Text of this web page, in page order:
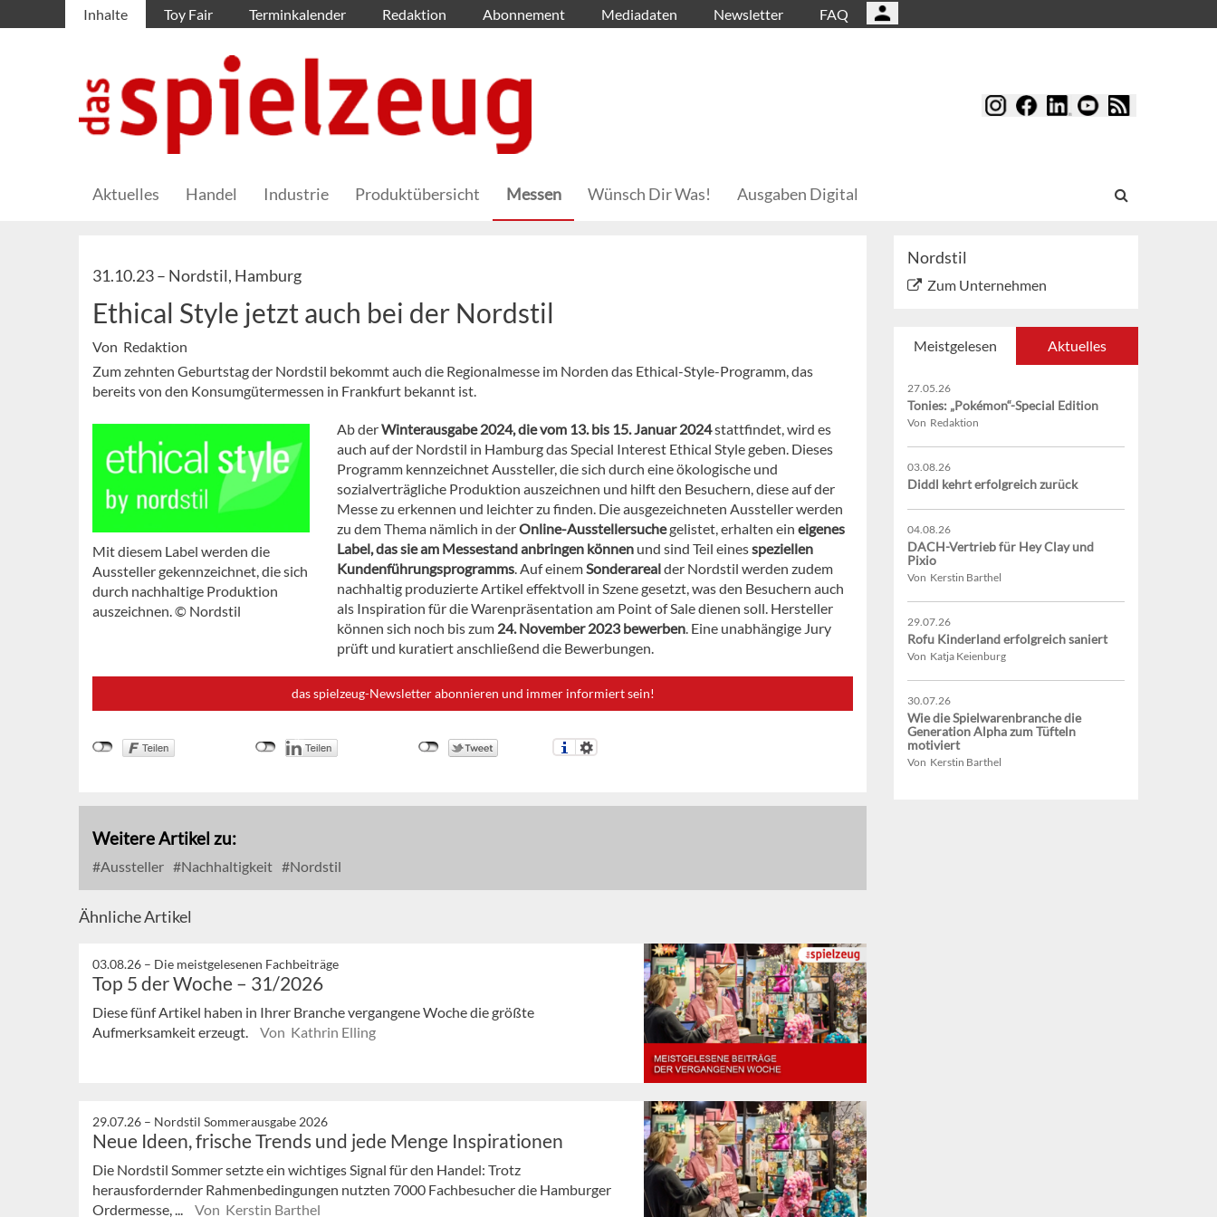
Inhalte Toy Fair Terminkalender Redaktion Abonnement Mediadaten Newsletter FAQ
Aktuelles Handel Industrie Produktübersicht Messen Wünsch Dir Was! Ausgaben Digital
31.10.23 – Nordstil, Hamburg
Ethical Style jetzt auch bei der Nordstil
Von Redaktion
Zum zehnten Geburtstag der Nordstil bekommt auch die Regionalmesse im Norden das Ethical-Style-Programm, das
bereits von den Konsumgütermessen in Frankfurt bekannt ist.
Mit diesem Label werden die
Aussteller gekennzeichnet, die sich
durch nachhaltige Produktion
auszeichnen. © Nordstil
Ab derWinterausgabe 2024, die vom 13. bis 15. Januar 2024stattfindet, wird es
auch auf der Nordstil in Hamburg das Special Interest Ethical Style geben. Dieses
Programm kennzeichnet Aussteller, die sich durch eine ökologische und
sozialverträgliche Produktion auszeichnen und hilft den Besuchern, diese auf der
Messe zu erkennen und leichter zu finden. Die ausgezeichneten Aussteller werden
zu dem Thema nämlich in derOnline-Ausstellersuchegelistet, erhalten ein eigenes
Label, das sie am Messestand anbringen können und sind Teil einesspeziellen
Kundenführungsprogramms. Auf einemSonderarealder Nordstil werden zudem
nachhaltig produzierte Artikel effektvoll in Szene gesetzt, was den Besuchern auch
als Inspiration für die Warenpräsentation am Point of Sale dienen soll. Hersteller
können sich noch bis zum 24. November 2023 bewerben. Eine unabhängige Jury
prüft und kuratiert anschließend die Bewerbungen.
das spielzeug-Newsletter abonnieren und immer informiert sein!
Weitere Artikel zu:
Aussteller Nachhaltigkeit Nordstil
Ähnliche Artikel
03.08.26 – Die meistgelesenen Fachbeiträge
Top 5 der Woche – 31/2026
Diese fünf Artikel haben in Ihrer Branche vergangene Woche die größte
Aufmerksamkeit erzeugt.
Von Kathrin Elling
29.07.26 – Nordstil Sommerausgabe 2026
Neue Ideen, frische Trends und jede Menge Inspirationen
Die Nordstil Sommer setzte ein wichtiges Signal für den Handel: Trotz
herausfordernder Rahmenbedingungen nutzten 7000 Fachbesucher die Hamburger
Ordermesse, ...
Von Kerstin Barthel
Nordstil
Zum Unternehmen
Meistgelesen Aktuelles
27.05.26
Tonies: „Pokémon“-Special Edition
Von Redaktion
03.08.26
Diddl kehrt erfolgreich zurück
04.08.26
DACH-Vertrieb für Hey Clay und
Pixio
Von Kerstin Barthel
29.07.26
Rofu Kinderland erfolgreich saniert
Von Katja Keienburg
30.07.26
Wie die Spielwarenbranche die
Generation Alpha zum Tüfteln
motiviert
Von Kerstin Barthel